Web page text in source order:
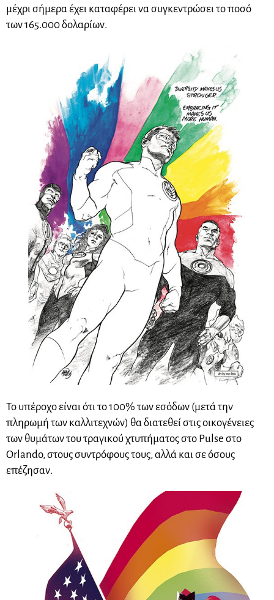
μέχρι σήμερα έχει καταφέρει να συγκεντρώσει το ποσό
των 165.000 δολαρίων.
Το υπέροχο είναι ότι το 100% των εσόδων (μετά την
πληρωμή των καλλιτεχνών) θα διατεθεί στις οικογένειες
των θυμάτων του τραγικού χτυπήματος στο Pulse στο
Orlando, στους συντρόφους τους, αλλά και σε όσους
επέζησαν.